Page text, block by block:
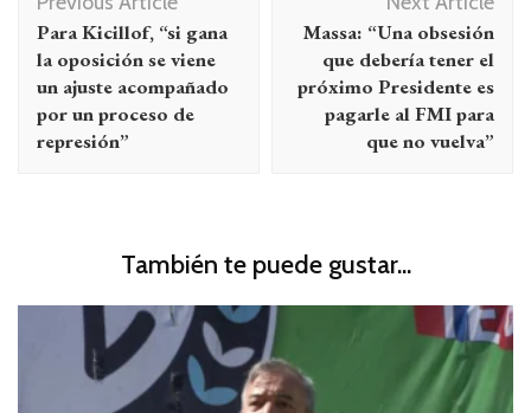
de
entradas
Para Kicillof, “si gana
la oposición se viene
un ajuste acompañado
por un proceso de
represión”
Massa: “Una obsesión
que debería tener el
próximo Presidente es
pagarle al FMI para
que no vuelva”
También te puede gustar...